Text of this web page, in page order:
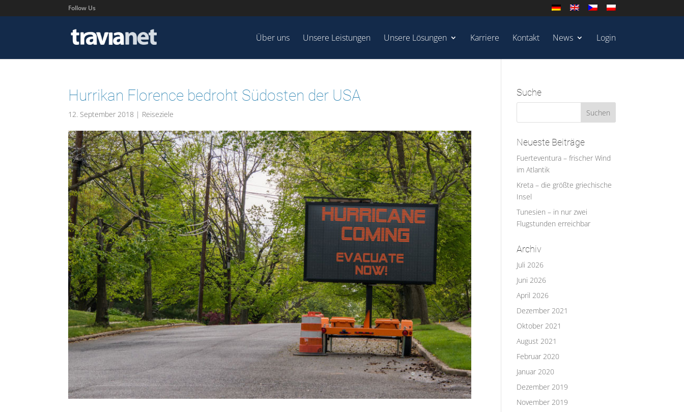
Follow Us
Über uns Unsere Leistungen Unsere Lösungen Karriere Kontakt News Login
Hurrikan Florence bedroht Südosten der USA
12. September 2018 | Reiseziele
Suche
Neueste Beiträge
Fuerteventura – frischer Wind
im Atlantik
Kreta – die größte griechische
Insel
Tunesien – in nur zwei
Flugstunden erreichbar
Archiv
Juli 2026
Juni 2026
April 2026
Dezember 2021
Oktober 2021
August 2021
Februar 2020
Januar 2020
Dezember 2019
November 2019